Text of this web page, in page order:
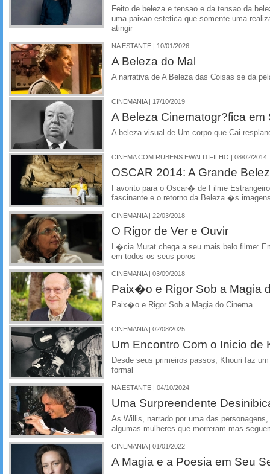
Feito de beleza e tensao e da tensao da
uma paixao estetica que somente uma
atingir
NA ESTANTE | 10/01/2026
A Beleza do Mal
A narrativa de A Beleza das Coisas se da
CINEMANIA | 17/10/2019
A Beleza Cinematogr?fica em
A beleza visual de Um corpo que Cai
CINEMA COM RUBENS EWALD FILHO | 08/02/2014
OSCAR 2014: A Grande
Favorito para o Oscar� de Filme
fascinante e o retorno da Beleza �s
CINEMANIA | 22/03/2018
O Rigor de Ver e Ouvir
L�cia Murat chega a seu mais belo filme:
em todos os seus poros
CINEMANIA | 03/09/2018
Paix�o e Rigor Sob a Magia
Paix�o e Rigor Sob a Magia do Cinema
CINEMANIA | 02/08/2025
Um Encontro Com o Inicio de
Desde seus primeiros passos, Khouri faz
formal
NA ESTANTE | 04/10/2024
Uma Surpreendente
As Willis, narrado por uma das
algumas mulheres que morreram mas
CINEMANIA | 01/01/2022
A Magia e a Poesia em Seu